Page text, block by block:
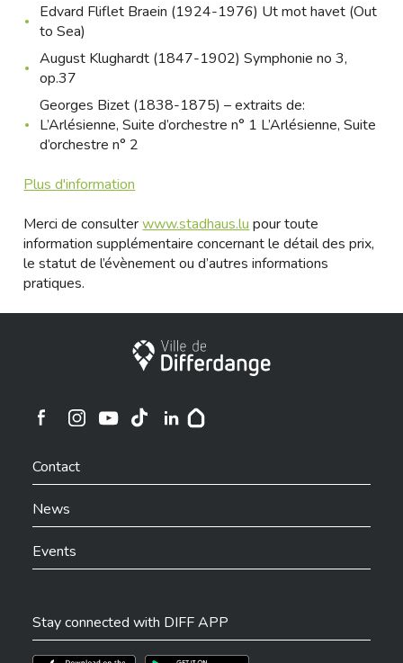
Edvard Fliflet Braein (1924-1976) Ut mot havet (Out
to Sea)
August Klughardt (1847-1902) Symphonie no 3,
op.37
Georges Bizet (1838-1875) – extraits de:
L’Arlésienne, Suite d’orchestre n° 1 L’Arlésienne, Suite
d’orchestre n° 2
Plus d'information
Merci de consulterwww.stadhaus.lu pour toute
information supplémentaire concernant le détail des prix,
le statut de l’évènement ou d’autres informations
pratiques.
City of Differdange
Ville de Differdange sur Instagram
Contact
News
Events
Stay connected with DIFF APP